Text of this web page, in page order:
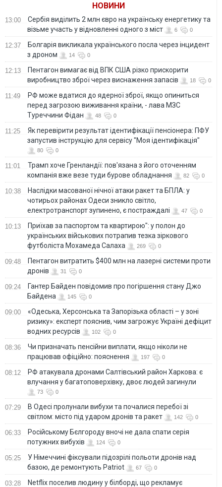
НОВИНИ
13:00
Сербія виділить 2 млн євро на українську енергетику та
візьме участь у відновленні одного з міст
6 0
12:37
Болгарія викликала українського посла через інцидент
з дроном
14 0
12:13
Пентагон вимагає від ВПК США різко прискорити
виробництво зброї через виснаження запасів
18 0
11:49
РФ може вдатися до ядерної зброї, якщо опиниться
перед загрозою виживання країни, - лава МЗС
Туреччини Фідан
48 0
11:25
Як перевірити результат ідентифікації пенсіонера: ПФУ
запустив інструкцію для сервісу "Моя ідентифікація"
80 0
11:01
Трамп хоче Гренландії: пов'язана з його оточенням
компанія вже везе туди бурове обладнання
82 0
10:38
Наслідки масованої нічної атаки ракет та БПЛА: у
чотирьох районах Одеси зникло світло,
електротранспорт зупинено, є постраждалі
47 0
10:13
Приїхав за паспортом та квартирою": у полон до
українських військових потрапив тезка зіркового
футболіста Мохамеда Салаха
269 0
09:48
Пентагон витратить $400 млн на лазерні системи проти
дронів
31 0
09:24
Гантер Байден повідомив про погіршення стану Джо
Байдена
145 0
09:00
«Одеська, Херсонська та Запорізька області – у зоні
ризику»: експерт пояснив, чим загрожує Україні дефіцит
водних ресурсів
102 0
08:36
Чи призначать пенсійни виплати, якщо ніколи не
працював офіційно: пояснення
197 0
08:12
РФ атакувала дронами Салтівський район Харкова: є
влучання у багатоповерхівку, двоє людей загинули
73 0
07:29
В Одесі пролунали вибухи та почалися перебої зі
світлом: місто під ударом дронів та ракет
142 0
06:33
Російському Бєлгороду вночі не дала спати серія
потужних вибухів
124 0
05:25
У Німеччині фіксували підозрілі польоти дронів над
базою, де ремонтують Patriot
67 0
03:28 Netflix поселив людину у білборді, що рекламує